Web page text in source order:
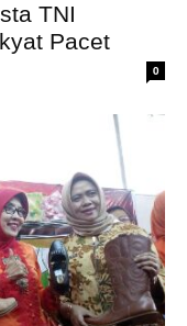
TNI
Pacet
0